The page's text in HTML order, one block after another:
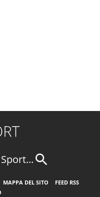
MAPPA DEL SITO
FEED RSS